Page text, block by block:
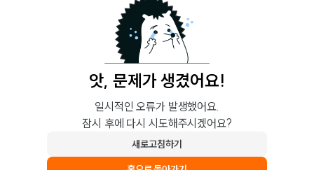
앗, 문제가 생겼어요!
일시적인 오류가 발생했어요.
잠시 후에 다시 시도해주시겠어요?
새로고침하기